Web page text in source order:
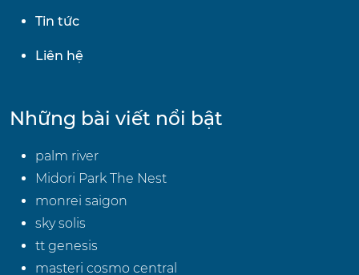
Tin tức
Liên hệ
Những bài viết nổi bật
palm river
Midori Park The Nest
monrei saigon
sky solis
tt genesis
masteri cosmo central